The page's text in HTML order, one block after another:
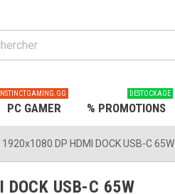
PC GAMER % PROMOTIONS
DESTOCKAGE
DP HDMI DOCK USB-C 65W
USB-C 65W